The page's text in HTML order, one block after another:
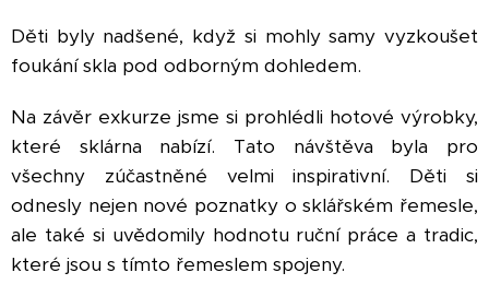
Děti byly nadšené, když si mohly samy vyzkoušet
foukání skla pod odborným dohledem.
Na závěr exkurze jsme si prohlédli hotové výrobky,
které sklárna nabízí. Tato návštěva byla pro
všechny zúčastněné velmi inspirativní. Děti si
odnesly nejen nové poznatky o sklářském řemesle,
ale také si uvědomily hodnotu ruční práce a tradic,
které jsou s tímto řemeslem spojeny.